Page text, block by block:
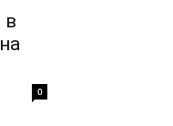
в
0